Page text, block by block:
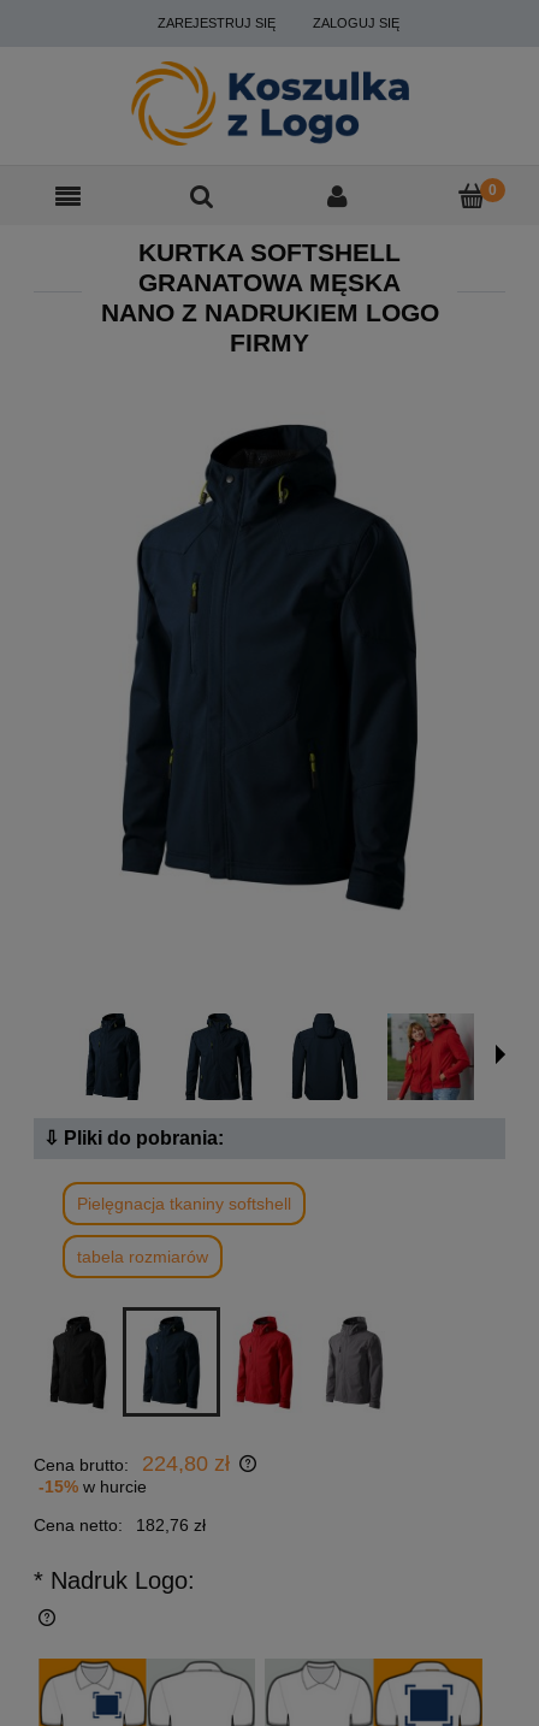
ZAREJESTRUJ SIĘ ZALOGUJ SIĘ
KURTKA SOFTSHELL
GRANATOWA MĘSKA
NANO Z NADRUKIEM LOGO
FIRMY
⇩ Pliki do pobrania:
Pielęgnacja tkaniny softshell
tabela rozmiarów
Cena brutto: 224,80 zł
-15% w hurcie
Cena netto:
182,76 zł
* Nadruk Logo: